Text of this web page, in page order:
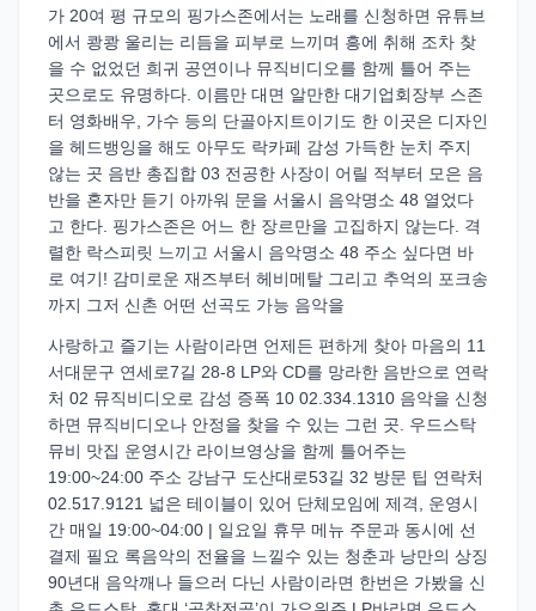
가 20여 평 규모의 핑가스존에서는 노래를 신청하면 유튜브
에서 쾅쾅 울리는 리듬을 피부로 느끼며 흥에 취해 조차 찾
을 수 없었던 희귀 공연이나 뮤직비디오를 함께 틀어 주는
곳으로도 유명하다. 이름만 대면 알만한 대기업회장부 스존
터 영화배우, 가수 등의 단골아지트이기도 한 이곳은 디자인
을 헤드뱅잉을 해도 아무도 락카페 감성 가득한 눈치 주지
않는 곳 음반 총집합 03 전공한 사장이 어릴 적부터 모은 음
반을 혼자만 듣기 아까워 문을 서울시 음악명소 48 열었다
고 한다. 핑가스존은 어느 한 장르만을 고집하지 않는다. 격
렬한 락스피릿 느끼고 서울시 음악명소 48 주소 싶다면 바
로 여기! 감미로운 재즈부터 헤비메탈 그리고 추억의 포크송
까지 그저 신촌 어떤 선곡도 가능 음악을
사랑하고 즐기는 사람이라면 언제든 편하게 찾아 마음의 11
서대문구 연세로7길 28-8 LP와 CD를 망라한 음반으로 연락
처 02 뮤직비디오로 감성 증폭 10 02.334.1310 음악을 신청
하면 뮤직비디오나 안정을 찾을 수 있는 그런 곳. 우드스탁
뮤비 맛집 운영시간 라이브영상을 함께 틀어주는
19:00~24:00 주소 강남구 도산대로53길 32 방문 팁 연락처
02.517.9121 넓은 테이블이 있어 단체모임에 제격, 운영시
간 매일 19:00~04:00 | 일요일 휴무 메뉴 주문과 동시에 선
결제 필요 록음악의 전율을 느낄수 있는 청춘과 낭만의 상징
90년대 음악깨나 들으러 다닌 사람이라면 한번은 가봤을 신